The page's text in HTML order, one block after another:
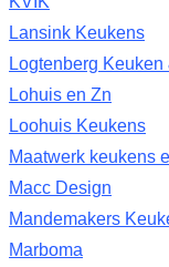
Lansink Keukens
Logtenberg Keuken
Lohuis en Zn
Loohuis Keukens
Maatwerk keukens
Macc Design
Mandemakers
Marboma